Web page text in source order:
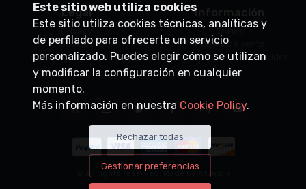
Legal
Privacy
Cookies
Condiciones de venta
Información
Envìos
Puntos de venta
Conviértase en distribuidor
© All rights reserved. Made by
Este sitio web utiliza cookies
Este sitio utiliza cookies técnicas, analíticas y
de perfilado para ofrecerte un servicio
personalizado. Puedes elegir cómo se utilizan
y modificar la configuración en cualquier
momento.
Más información en nuestra Cookie Policy.
Rechazar todas
Gestionar preferencias